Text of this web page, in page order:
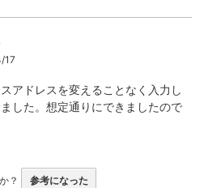
5
17
アドレスを変えることなく入力し
した。想定通りにできましたので
？ 参考になった